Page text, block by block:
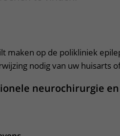
maken op de polikliniek
nodig van uw huisarts
neurochirurgie